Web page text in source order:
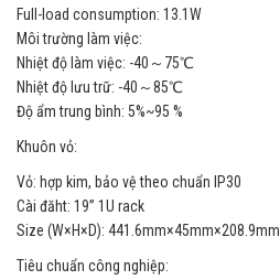
Full-load consumption: 13.1W
Môi trường làm việc:
Nhiệt độ làm việc: -40～75℃
Nhiệt độ lưu trữ: -40～85℃
Độ ẩm trung bình: 5%~95 %
Khuôn vỏ:
Vỏ: hợp kim, bảo vệ theo chuẩn IP30
Cài đăht: 19” 1U rack
Size (W×H×D): 441.6mm×45mm×208.9mm
Tiêu chuẩn công nghiệp: